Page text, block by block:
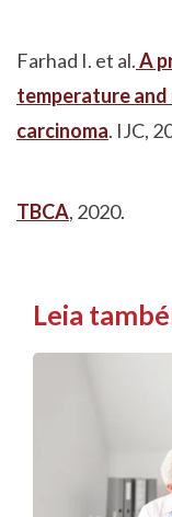
Farhad I. et al.A
temperature and
carcinoma. IJC,
TBCA, 2020.
Leia